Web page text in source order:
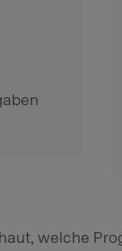
welche